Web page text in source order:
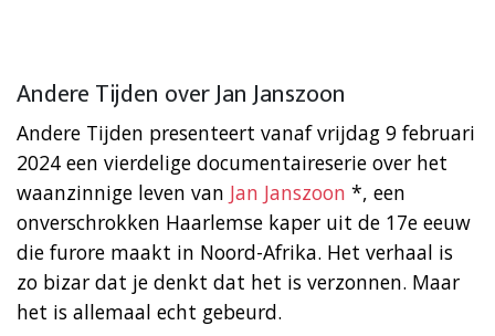
Andere Tijden over Jan Janszoon
Andere Tijden presenteert vanaf vrijdag 9 februari
2024 een vierdelige documentaireserie over het
waanzinnige leven van Jan Janszoon *, een
onverschrokken Haarlemse kaper uit de 17e eeuw
die furore maakt in Noord-Afrika. Het verhaal is
zo bizar dat je denkt dat het is verzonnen. Maar
het is allemaal echt gebeurd.